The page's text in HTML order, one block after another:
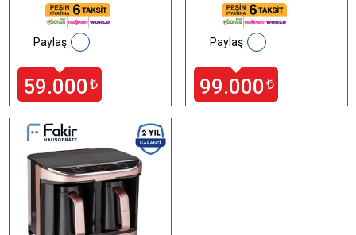
59.000 ₺
Paylaş
99.000 ₺
Paylaş